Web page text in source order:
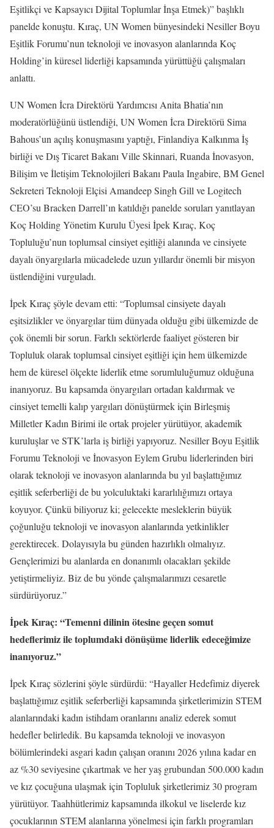
Eşitlikçi ve Kapsayıcı Dijital Toplumlar İnşa Etmek)” başlıklı
panelde konuştu. Kıraç, UN Women bünyesindeki Nesiller Boyu
Eşitlik Forumu’nun teknoloji ve inovasyon alanlarında Koç
Holding’in küresel liderliği kapsamında yürüttüğü çalışmaları
anlattı.
UN Women İcra Direktörü Yardımcısı Anita Bhatia’nın
moderatörlüğünü üstlendiği, UN Women İcra Direktörü Sima
Bahous’un açılış konuşmasını yaptığı, Finlandiya Kalkınma İş
birliği ve Dış Ticaret Bakanı Ville Skinnari, Ruanda İnovasyon,
Bilişim ve İletişim Teknolojileri Bakanı Paula Ingabire, BM Genel
Sekreteri Teknoloji Elçisi Amandeep Singh Gill ve Logitech
CEO’su Bracken Darrell’ın katıldığı panelde soruları yanıtlayan
Koç Holding Yönetim Kurulu Üyesi İpek Kıraç, Koç
Topluluğu’nun toplumsal cinsiyet eşitliği alanında ve cinsiyete
dayalı önyargılarla mücadelede uzun yıllardır önemli bir misyon
üstlendiğini vurguladı.
İpek Kıraç şöyle devam etti: “Toplumsal cinsiyete dayalı
eşitsizlikler ve önyargılar tüm dünyada olduğu gibi ülkemizde de
çok önemli bir sorun. Farklı sektörlerde faaliyet gösteren bir
Topluluk olarak toplumsal cinsiyet eşitliği için hem ülkemizde
hem de küresel ölçekte liderlik etme sorumluluğumuz olduğuna
inanıyoruz. Bu kapsamda önyargıları ortadan kaldırmak ve
cinsiyet temelli kalıp yargıları dönüştürmek için Birleşmiş
Milletler Kadın Birimi ile ortak projeler yürütüyor, akademik
kuruluşlar ve STK’larla iş birliği yapıyoruz. Nesiller Boyu Eşitlik
Forumu Teknoloji ve İnovasyon Eylem Grubu liderlerinden biri
olarak teknoloji ve inovasyon alanlarında bu yıl başlattığımız
eşitlik seferberliği de bu yolculuktaki kararlılığımızı ortaya
koyuyor. Çünkü biliyoruz ki; gelecekte mesleklerin büyük
çoğunluğu teknoloji ve inovasyon alanlarında yetkinlikler
gerektirecek. Dolayısıyla bu günden hazırlıklı olmalıyız.
Gençlerimizi bu alanlarda en donanımlı olacakları şekilde
yetiştirmeliyiz. Biz de bu yönde çalışmalarımızı cesaretle
sürdürüyoruz.”
İpek Kıraç: “Temenni dilinin ötesine geçen somut
hedeflerimiz ile toplumdaki dönüşüme liderlik edeceğimize
inanıyoruz.”
İpek Kıraç sözlerini şöyle sürdürdü: “Hayaller Hedefimiz diyerek
başlattığımız eşitlik seferberliği kapsamında şirketlerimizin STEM
alanlarındaki kadın istihdam oranlarını analiz ederek somut
hedefler belirledik. Bu kapsamda teknoloji ve inovasyon
bölümlerindeki asgari kadın çalışan oranını 2026 yılına kadar en
az %30 seviyesine çıkartmak ve her yaş grubundan 500.000 kadın
ve kız çocuğuna ulaşmak için Topluluk şirketlerimiz 30 program
yürütüyor. Taahhütlerimiz kapsamında ilkokul ve liselerde kız
çocuklarının STEM alanlarına yönelmesi için farklı programları